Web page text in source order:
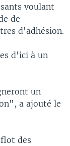
voulant
de
d'adhésion.
d'ici à un
un
a ajouté le
des